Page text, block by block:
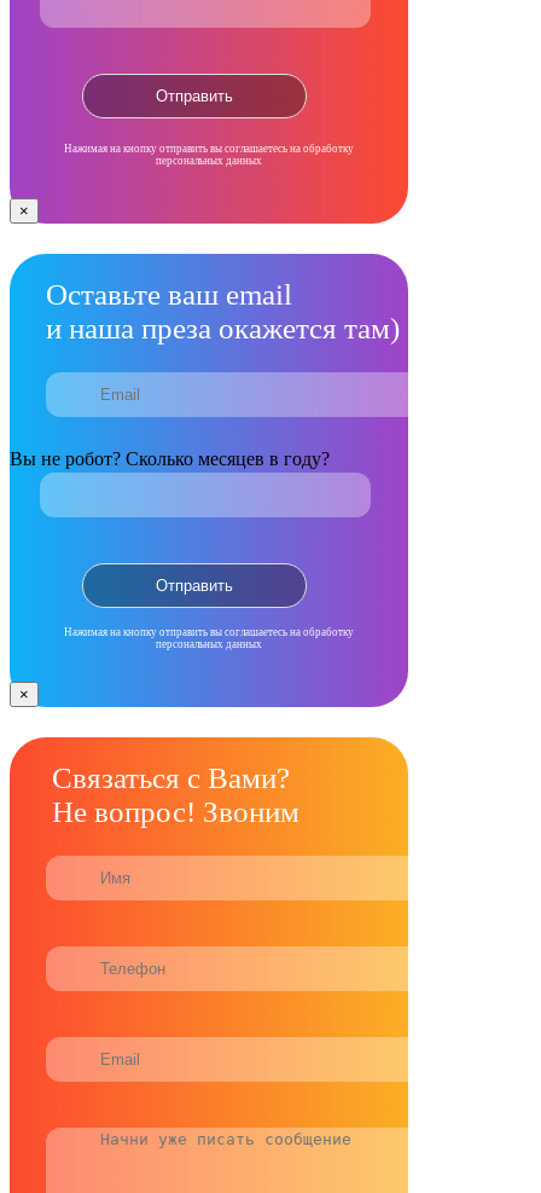
Нажимая на кнопку отправить вы соглашаетесь на обработку
персональных данных
×
Оставьте ваш email
и наша преза окажется там)
Вы не робот? Сколько месяцев в году?
Нажимая на кнопку отправить вы соглашаетесь на обработку
персональных данных
×
Связаться с Вами?
Не вопрос! Звоним